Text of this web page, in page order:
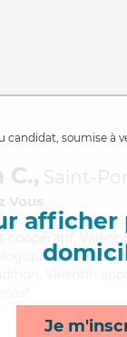
candidat, soumise à
afficher
Je
Saint-
Vous
coopératif,
(AMP).